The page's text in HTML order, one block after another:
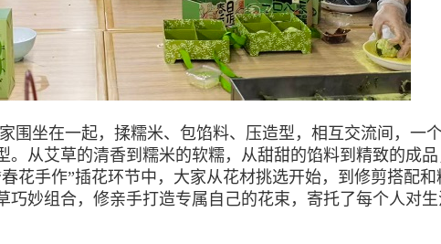
围坐在一起，揉糯米、包馅料、压造型，相互交流间，一
。从艾草的清香到糯米的软糯，从甜甜的馅料到精致的成
花手作”插花环节中，大家从花材挑选开始，到修剪搭配和
巧妙组合，修亲手打造专属自己的花束，寄托了每个人对